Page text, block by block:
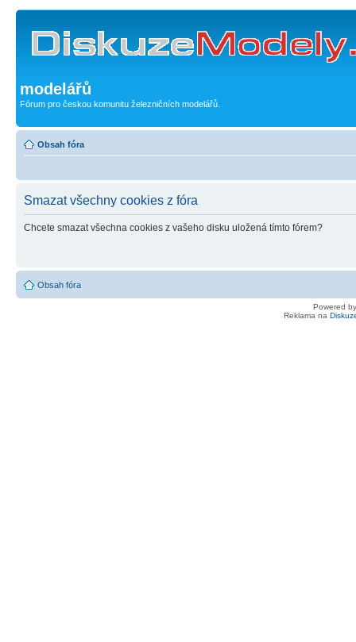
modelářů
Fórum pro českou komunitu železničních modelářů.
Obsah fóra
Smazat všechny cookies z fóra
Chcete smazat všechna cookies z vašeho disku uložená tímto fórem?
Obsah fóra
Powered
Reklama na